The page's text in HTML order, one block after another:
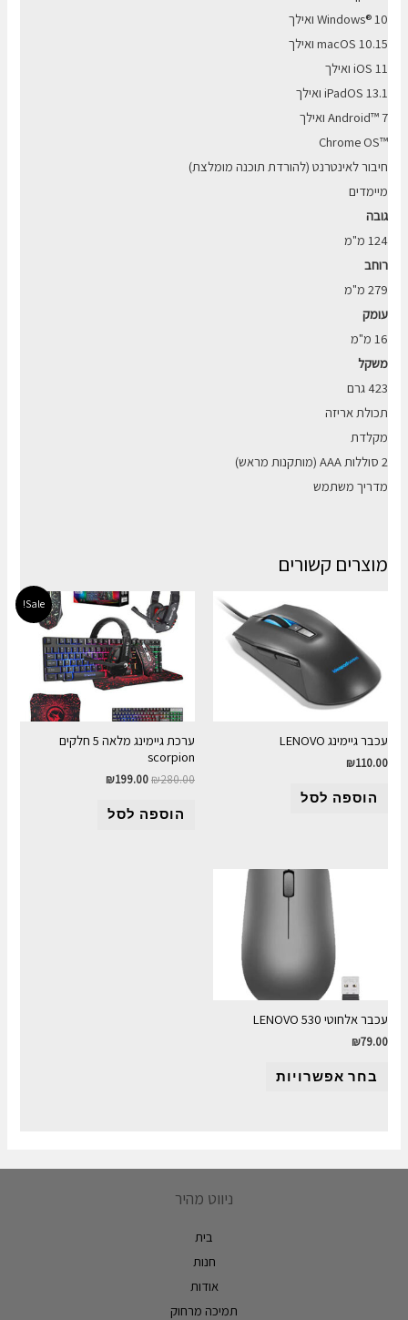
Windows® 10 ואילך
macOS 10.15 ואילך
iOS 11 ואילך
iPadOS 13.1 ואילך
Android™ 7 ואילך
™Chrome OS
חיבור לאינטרנט (להורדת תוכנה מומלצת)
מיימדים
גובה
124 מ"מ
רוחב
279 מ"מ
עומק
16 מ"מ
משקל
423 גרם
תכולת אריזה
מקלדת
2 סוללות AAA (מותקנות מראש)
מדריך משתמש
מוצרים קשורים
עכבר גיימינג LENOVO
₪110.00
הוספה לסל
Sale!
ערכת גיימינג מלאה 5 חלקים
scorpion
₪280.00
₪199.00
הוספה לסל
עכבר אלחוטי LENOVO 530
₪79.00
בחר אפשרויות
ניווט מהיר
בית
חנות
אודות
תמיכה מרחוק